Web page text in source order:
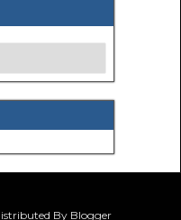
By Blogger